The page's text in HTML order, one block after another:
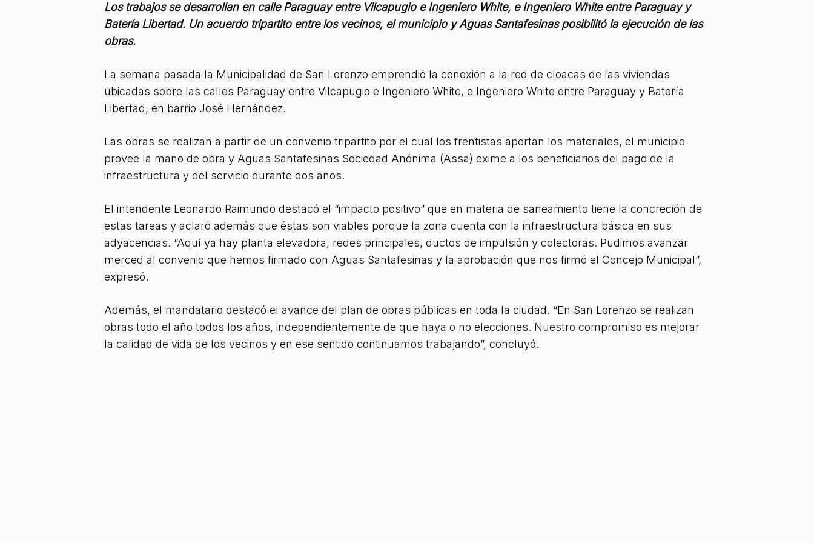
Los trabajos se desarrollan en calle Paraguay entre Vilcapugio e Ingeniero White, e Ingeniero White entre Paraguay y
Batería Libertad. Un acuerdo tripartito entre los vecinos, el municipio y Aguas Santafesinas posibilitó la ejecución de las
obras.
La semana pasada la Municipalidad de San Lorenzo emprendió la conexión a la red de cloacas de las viviendas
ubicadas sobre las calles Paraguay entre Vilcapugio e Ingeniero White, e Ingeniero White entre Paraguay y Batería
Libertad, en barrio José Hernández.
Las obras se realizan a partir de un convenio tripartito por el cual los frentistas aportan los materiales, el municipio
provee la mano de obra y Aguas Santafesinas Sociedad Anónima (Assa) exime a los beneficiarios del pago de la
infraestructura y del servicio durante dos años.
El intendente Leonardo Raimundo destacó el “impacto positivo” que en materia de saneamiento tiene la concreción de
estas tareas y aclaró además que éstas son viables porque la zona cuenta con la infraestructura básica en sus
adyacencias. “Aquí ya hay planta elevadora, redes principales, ductos de impulsión y colectoras. Pudimos avanzar
merced al convenio que hemos firmado con Aguas Santafesinas y la aprobación que nos firmó el Concejo Municipal”,
expresó.
Además, el mandatario destacó el avance del plan de obras públicas en toda la ciudad. “En San Lorenzo se realizan
obras todo el año todos los años, independientemente de que haya o no elecciones. Nuestro compromiso es mejorar
la calidad de vida de los vecinos y en ese sentido continuamos trabajando”, concluyó.